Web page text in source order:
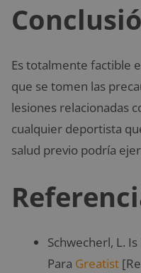
Es totalmente factible
que se tomen las
lesiones relacionadas
cualquier deportista
salud previo podría
Schwecherl, L.
Para Greatist